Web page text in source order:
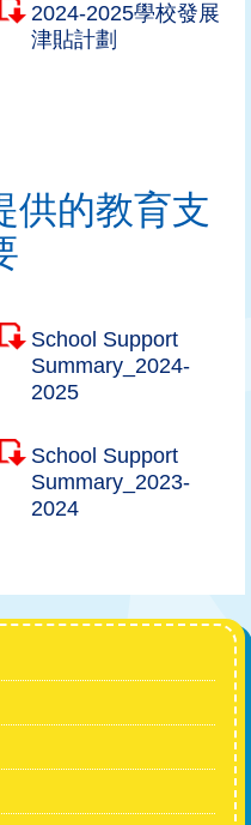
2024-2025學校發展
津貼計劃
供的教育支
School Support
Summary_2024-
2025
School Support
Summary_2023-
2024